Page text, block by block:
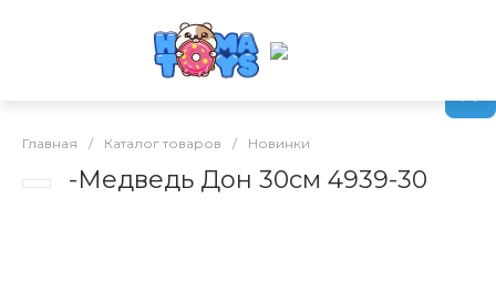
Главная / Каталог товаров / Новинки
-Медведь Дон 30см 4939-30